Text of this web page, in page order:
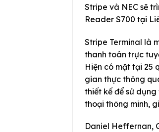
Stripe và NEC sẽ
Reader S700 tại
Stripe Terminal là
thanh toán trực
Hiện có mặt tại 25
gian thực thông
thiết kế để sử
thoại thông minh,
Daniel Heffernan,